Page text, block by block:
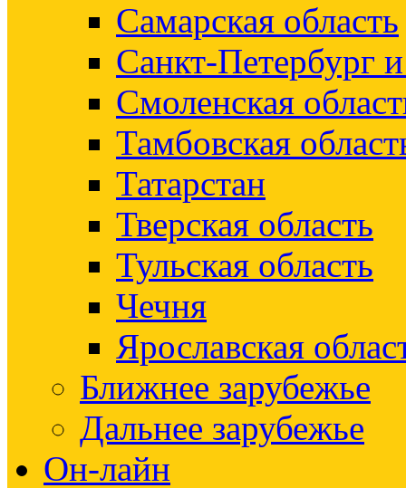
Самарская область
Санкт-Петербург
Смоленская
Тамбовская
Татарстан
Тверская область
Тульская область
Чечня
Ярославская
Ближнее зарубежье
Дальнее зарубежье
Он-лайн